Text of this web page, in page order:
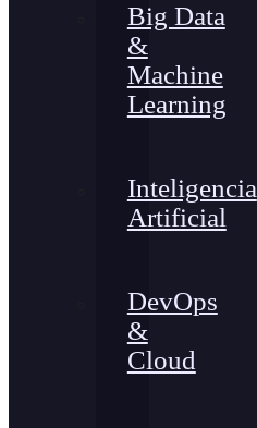
Big Data
&
Machine
Learning
Inteligencia
Artificial
DevOps
&
Cloud